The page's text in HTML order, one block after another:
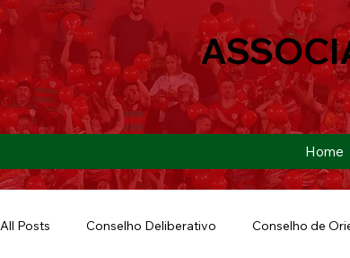
Home
All Posts Conselho Deliberativo Conselho de